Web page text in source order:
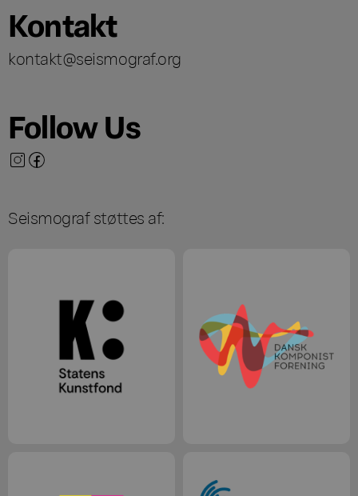
Kontakt
kontakt@seismograf.org
Follow Us
Seismograf støttes af: